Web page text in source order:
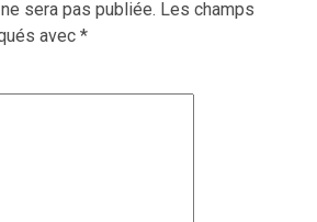
sera pas publiée. Les champs
avec *